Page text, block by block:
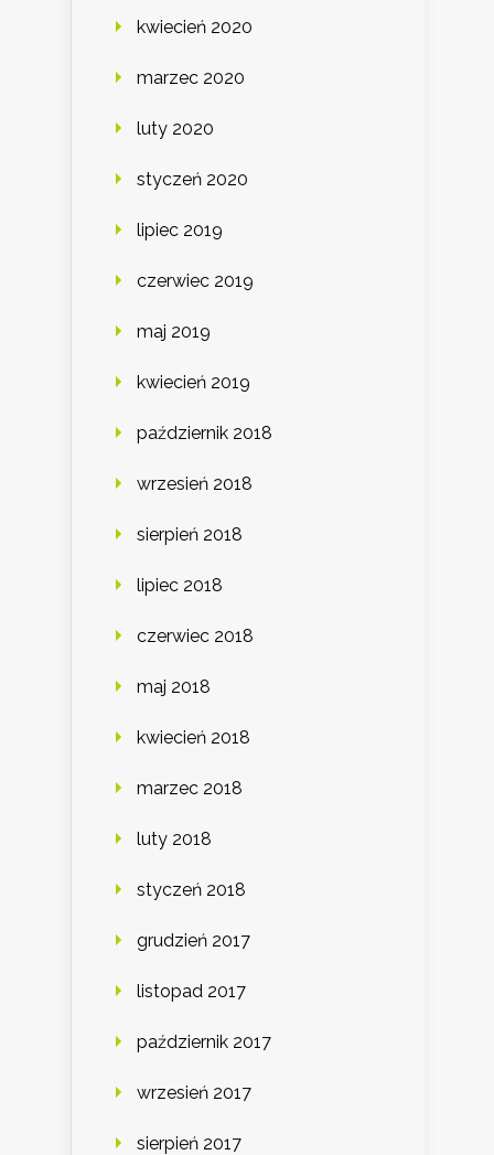
kwiecień 2020
marzec 2020
luty 2020
styczeń 2020
lipiec 2019
czerwiec 2019
maj 2019
kwiecień 2019
październik 2018
wrzesień 2018
sierpień 2018
lipiec 2018
czerwiec 2018
maj 2018
kwiecień 2018
marzec 2018
luty 2018
styczeń 2018
grudzień 2017
listopad 2017
październik 2017
wrzesień 2017
sierpień 2017